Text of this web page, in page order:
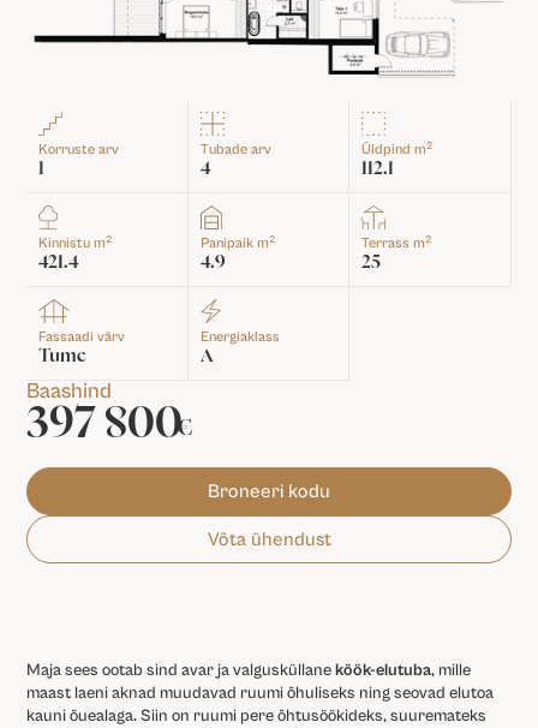
Korruste arv
1
Tubade arv
4
Üldpind m2
112.1
Kinnistu m2
421.4
Panipaik m2
4.9
Terrass m2
25
Fassaadi värv
Tume
Energiaklass
A
Baashind
397 800€
Broneeri kodu
Võta ühendust
Maja sees ootab sind avar ja valgusküllane köök-elutuba, mille
maast laeni aknad muudavad ruumi õhuliseks ning seovad elutoa
kauni õuealaga. Siin on ruumi pere õhtusöökideks, suuremateks